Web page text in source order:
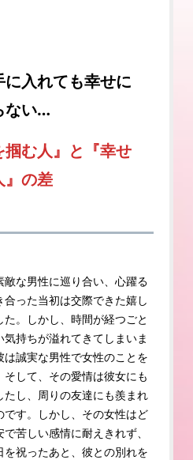
入れても幸せに
ない…
掴む人』と『幸せ
』の差
な男性に巡り合い、心躍る
った当初は交際できた嬉し
。しかし、時間が経つごと
持ちが溢れてきてしまいま
誠実な男性で女性のことを
して、その愛情は彼女にも
し、周りの友達にも羨まれ
す。しかし、その女性はど
苦しい感情に耐えきれず、
祝ったあと、彼との別れを